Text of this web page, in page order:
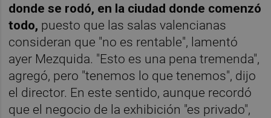
donde se rodó, en la ciudad donde comenzó
todo, puesto que las salas valencianas
consideran que "no es rentable", lamentó
ayer Mezquida. "Esto es una pena tremenda",
agregó, pero "tenemos lo que tenemos", dijo
el director. En este sentido, aunque recordó
que el negocio de la exhibición "es privado",